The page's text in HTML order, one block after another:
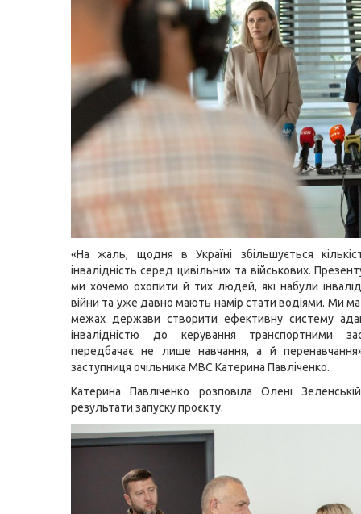
«На жаль, щодня в Україні збільшується
інвалідність серед цивільних та військових.
ми хочемо охопити й тих людей, які набули
війни та уже давно мають намір стати водіями. Ми
межах держави створити ефективну систему
інвалідністю до керування транспортними
передбачає не лише навчання, а й
заступниця очільника МВС Катерина Павліченко.
Катерина Павліченко розповіла Олені
результати запуску проєкту.